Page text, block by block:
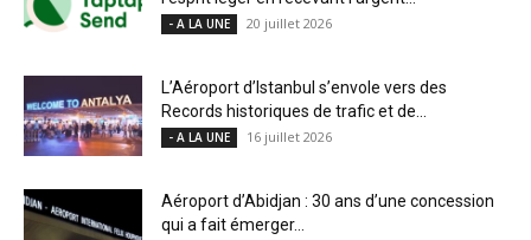
- A LA UNE 20 juillet 2026
L’Aéroport d’Istanbul s’envole vers des
Records historiques de trafic et de...
- A LA UNE 16 juillet 2026
Aéroport d’Abidjan : 30 ans d’une concession
qui a fait émerger...